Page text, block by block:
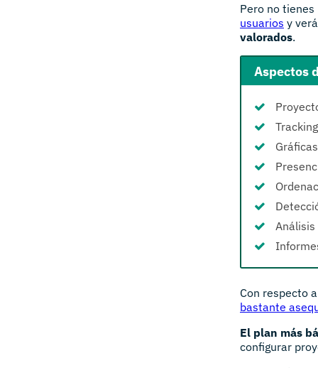
Pero no
usuarios y
valorados.
Aspectos
Con respecto
bastante
El plan más
configurar